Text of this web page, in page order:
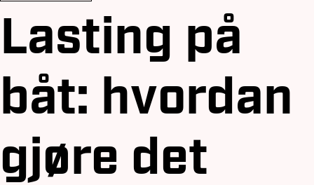
Lasting på
båt: hvordan
gjøre det